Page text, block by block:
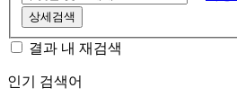
상세검색
결과 내 재검색
인기 검색어